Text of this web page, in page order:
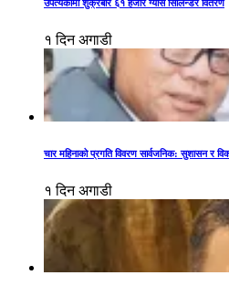
उपत्यकामा शुक्रबार ६१ हजार ग्यास सिलिन्डर वितरण
१ दिन अगाडी
चार महिनाको प्रगति विवरण सार्वजनिक: सुशासन र
१ दिन अगाडी